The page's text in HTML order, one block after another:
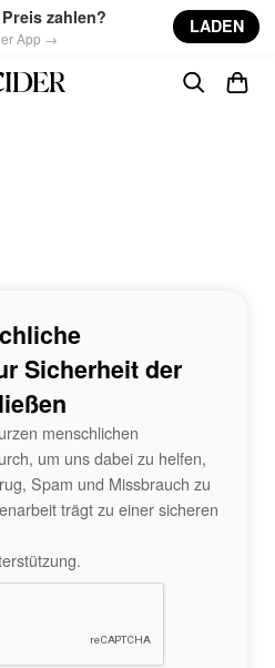
zahlen?
App →
LADEN
Sicherheit der
menschlichen
um uns dabei zu helfen,
Spam und Missbrauch zu
trägt zu einer sicheren